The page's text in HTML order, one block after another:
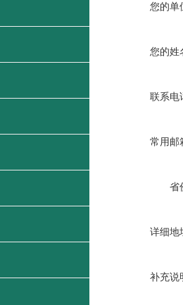
您的单
您的姓
联系电
常用邮
省
详细地
补充说